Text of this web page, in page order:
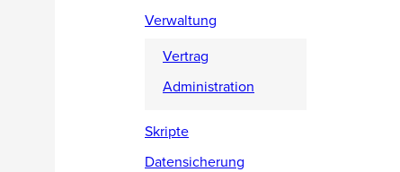
Verwaltung
Vertrag
Administration
Skripte
Datensicherung